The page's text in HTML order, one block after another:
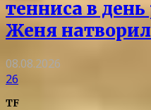
тенниса в
Женя
08.08.2026
26
TF